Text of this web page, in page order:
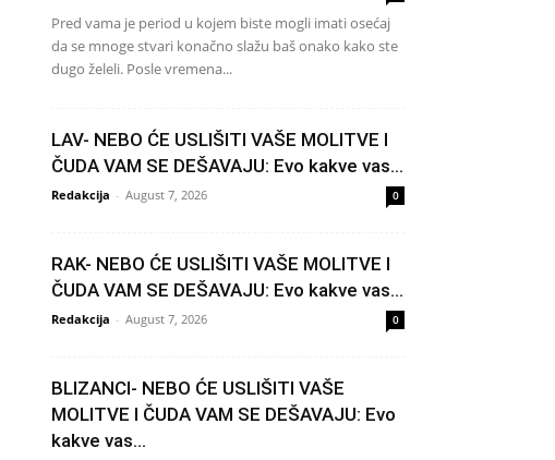
Pred vama je period u kojem biste mogli imati osećaj
da se mnoge stvari konačno slažu baš onako kako ste
dugo želeli. Posle vremena...
LAV- NEBO ĆE USLIŠITI VAŠE MOLITVE I
ČUDA VAM SE DEŠAVAJU: Evo kakve vas...
Redakcija - August 7, 2026 0
RAK- NEBO ĆE USLIŠITI VAŠE MOLITVE I
ČUDA VAM SE DEŠAVAJU: Evo kakve vas...
Redakcija - August 7, 2026 0
BLIZANCI- NEBO ĆE USLIŠITI VAŠE
MOLITVE I ČUDA VAM SE DEŠAVAJU: Evo
kakve vas...